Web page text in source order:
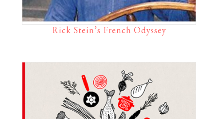
Rick Stein’s French Odyssey